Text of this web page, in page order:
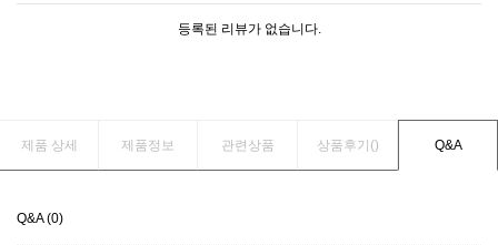
등록된 리뷰가 없습니다.
제품 상세 제품정보 관련상품 상품후기() Q&A
Q&A (0)